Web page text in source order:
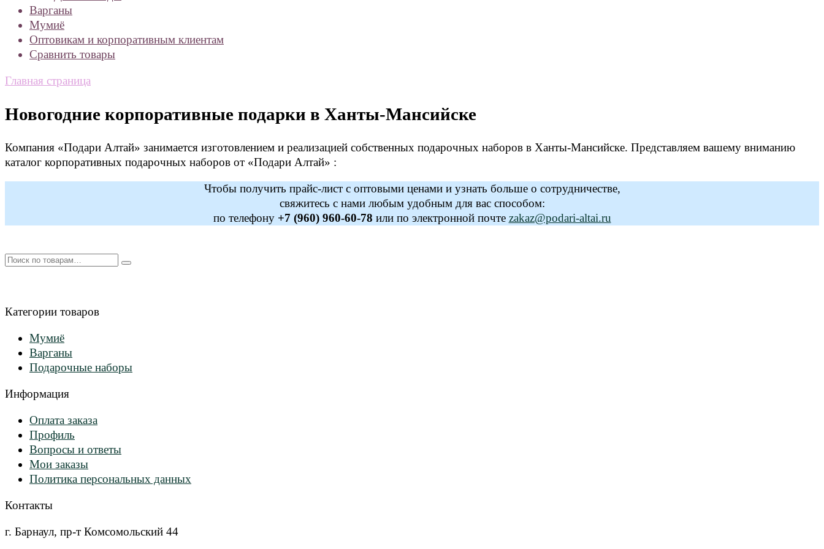
Варганы
Мумиё
Оптовикам и корпоративным клиентам
Сравнить товары
Главная страница
Новогодние корпоративные подарки в Ханты-Мансийске
Компания «Подари Алтай» занимается изготовлением и реализацией собственных подарочных наборов в Ханты-Мансийске. Представляем вашему вниманию
каталог корпоративных подарочных наборов от «Подари Алтай» :
Чтобы получить прайс-лист с оптовыми ценами и узнать больше о сотрудничестве,
свяжитесь с нами любым удобным для вас способом:
по телефону +7 (960) 960-60-78 или по электронной почте zakaz@podari-altai.ru
Искать:
Категории товаров
Мумиё
Варганы
Подарочные наборы
Информация
Оплата заказа
Профиль
Вопросы и ответы
Мои заказы
Политика персональных данных
Контакты
г. Барнаул, пр-т Комсомольский 44